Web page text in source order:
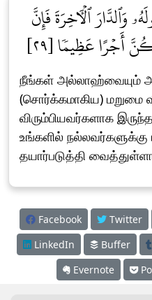
وَٱلدَّارَ ٱلۡأٓخِرَةَ فَإِنَّ
عَظِيمٗا [٢٩]
நீங்கள் அல்லாஹ்வையும்
(சொர்க்கமாகிய) மறுமை
விரும்பியவர்களாக
உங்களில்
தயார்படுத்தி
Facebook Twitter
LinkedIn
Buffer
Evernote